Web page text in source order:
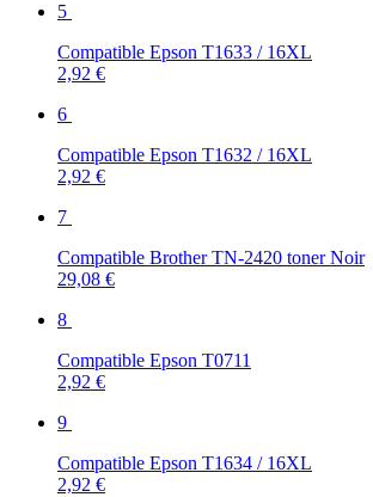
5
Compatible Epson T1633 / 16XL
2,92 €
6
Compatible Epson T1632 / 16XL
2,92 €
7
Compatible Brother TN-2420 toner Noir
29,08 €
8
Compatible Epson T0711
2,92 €
9
Compatible Epson T1634 / 16XL
2,92 €